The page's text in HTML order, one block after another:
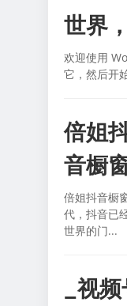
世界
欢迎使用
它，然后开
倍姐
音橱
倍姐抖音橱
代，抖音已
世界的门...
_视